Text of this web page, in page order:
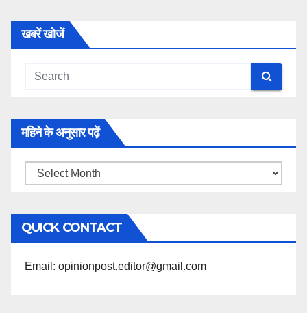
खबरें खोजें
महिने के अनुसार पढ़ें
महिने
अनुसार
पढ़ें
QUICK CONTACT
Email: opinionpost.editor@gmail.com